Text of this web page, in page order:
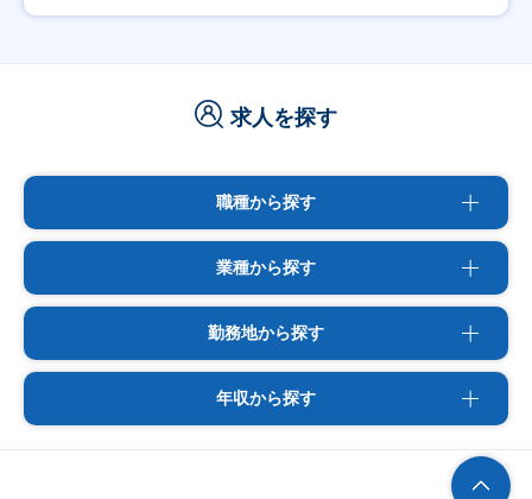
求人を探す
職種から探す
業種から探す
勤務地から探す
年収から探す